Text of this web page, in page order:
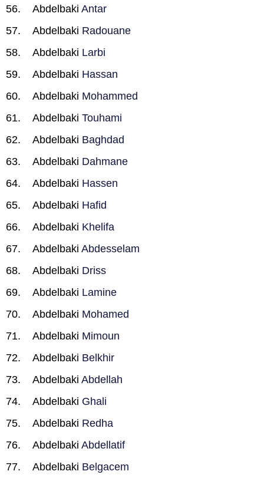
Abdelbaki Antar
Abdelbaki Radouane
Abdelbaki Larbi
Abdelbaki Hassan
Abdelbaki Mohammed
Abdelbaki Touhami
Abdelbaki Baghdad
Abdelbaki Dahmane
Abdelbaki Hassen
Abdelbaki Hafid
Abdelbaki Khelifa
Abdelbaki Abdesselam
Abdelbaki Driss
Abdelbaki Lamine
Abdelbaki Mohamed
Abdelbaki Mimoun
Abdelbaki Belkhir
Abdelbaki Abdellah
Abdelbaki Ghali
Abdelbaki Redha
Abdelbaki Abdellatif
Abdelbaki Belgacem